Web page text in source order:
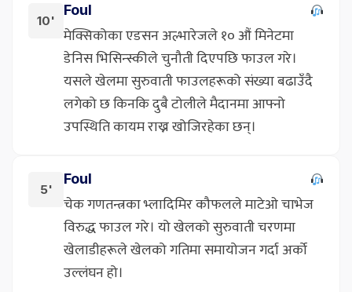
10'
Foul
मेक्सिकोका एडसन अल्भारेजले १० औं मिनेटमा
डेनिस भिसिन्स्कीले चुनौती दिएपछि फाउल गरे।
यसले खेलमा सुरुवाती फाउलहरूको संख्या बढाउँदै
लगेको छ किनकि दुबै टोलीले मैदानमा आफ्नो
उपस्थिति कायम राख्न खोजिरहेका छन्।
5'
Foul
चेक गणतन्त्रका भ्लादिमिर कौफलले माटेओ चाभेज
विरुद्ध फाउल गरे। यो खेलको सुरुवाती चरणमा
खेलाडीहरूले खेलको गतिमा समायोजन गर्दा अर्को
उल्लंघन हो।